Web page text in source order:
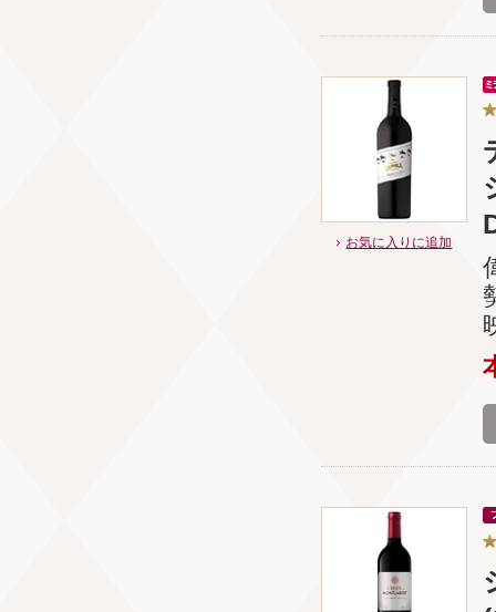
お気に入りに追加